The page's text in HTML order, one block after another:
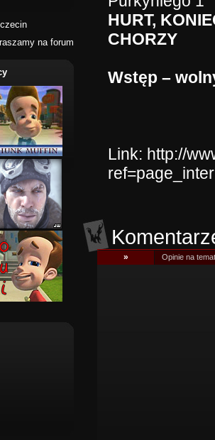
na forum
HURT,
CHORZY
Wstęp –
Link: http://
» Opinie na